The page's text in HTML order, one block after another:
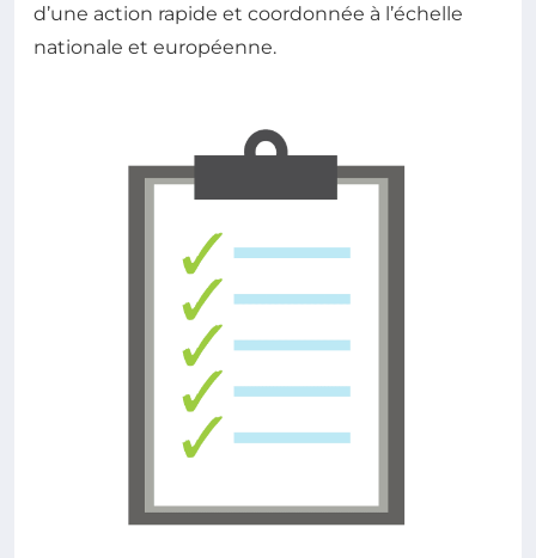
d’une action rapide et coordonnée à l’échelle
nationale et européenne.